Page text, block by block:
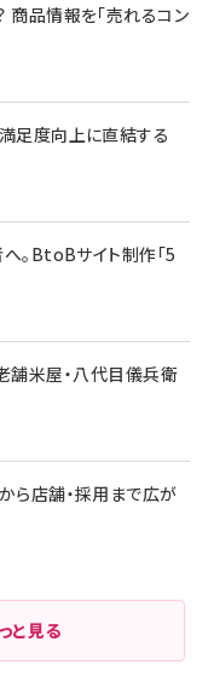
商品情報を「売れるコン
足度向上に直結する
。BtoBサイト制作「5
米屋・八代目儀兵衛
ら店舗・採用まで広が
と見る